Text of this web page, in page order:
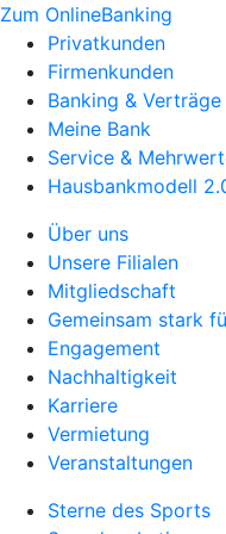
Zum OnlineBanking
Privatkunden
Firmenkunden
Banking & Verträge
Meine Bank
Service &
Hausbankmodell
Über uns
Unsere Filialen
Mitgliedschaft
Gemeinsam stark
Engagement
Nachhaltigkeit
Karriere
Vermietung
Veranstaltungen
Sterne des Sports